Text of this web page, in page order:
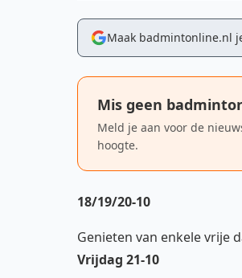
Maak badmintonline.nl
Mis geen
Meld je aan voor de
hoogte.
18/19/20-10
Genieten van enkele vrije
Vrijdag 21-10